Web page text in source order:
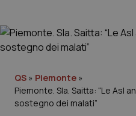
Governo e Parlamento
QS » Piemonte »
Piemonte. Sla. Saitta: “Le Asl
sostegno dei malati”